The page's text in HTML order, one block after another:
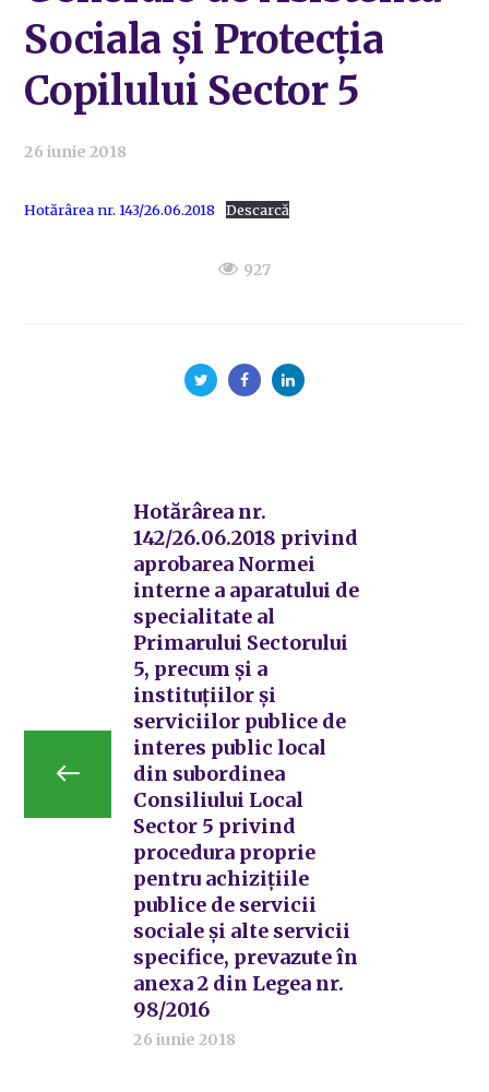
Sociala și Protecția
Copilului Sector 5
26 iunie 2018
Hotărârea nr. 143/26.06.2018 Descarcă
927
Hotărârea nr.
142/26.06.2018 privind
aprobarea Normei
interne a aparatului de
specialitate al
Primarului Sectorului
5, precum și a
instituțiilor și
serviciilor publice de
interes public local
din subordinea
Consiliului Local
Sector 5 privind
procedura proprie
pentru achizițiile
publice de servicii
sociale și alte servicii
specifice, prevazute în
anexa 2 din Legea nr.
98/2016
26 iunie 2018